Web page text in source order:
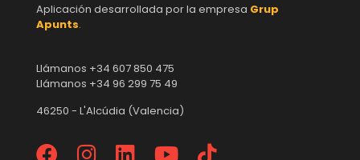
Aplicación desarrollada por la empresa Grup
Apunts.
Llámanos +34 607 850 475
Llámanos +34 96 299 75 49
46250 - L'Alcúdia (Valencia)